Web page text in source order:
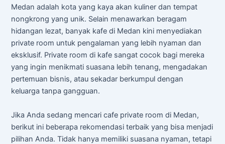
Medan adalah kota yang kaya akan kuliner dan tempat
nongkrong yang unik. Selain menawarkan beragam
hidangan lezat, banyak kafe di Medan kini menyediakan
private room untuk pengalaman yang lebih nyaman dan
eksklusif. Private room di kafe sangat cocok bagi mereka
yang ingin menikmati suasana lebih tenang, mengadakan
pertemuan bisnis, atau sekadar berkumpul dengan
keluarga tanpa gangguan.
Jika Anda sedang mencari cafe private room di Medan,
berikut ini beberapa rekomendasi terbaik yang bisa menjadi
pilihan Anda. Tidak hanya memiliki suasana nyaman, tetapi